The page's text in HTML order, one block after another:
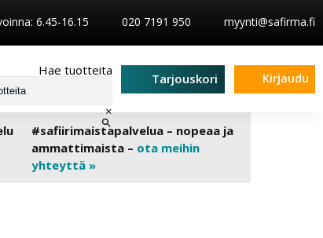
6.45-16.15 020 7191 950 myynti@safirma.fi
Hae tuotteita
×
Tarjouskori Kirjaudu
#safiirimaistapalvelua – nopeaa ja
ammattimaista – ota meihin
yhteyttä »